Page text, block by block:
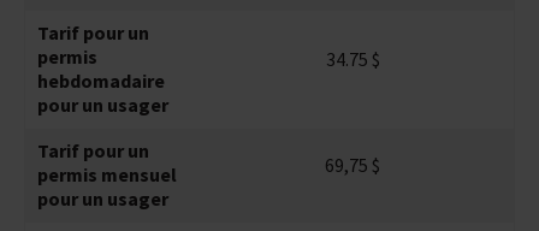
Tarif pour un
permis
hebdomadaire
pour un usager
34.75 $
Tarif pour un
permis mensuel
pour un usager
69,75 $